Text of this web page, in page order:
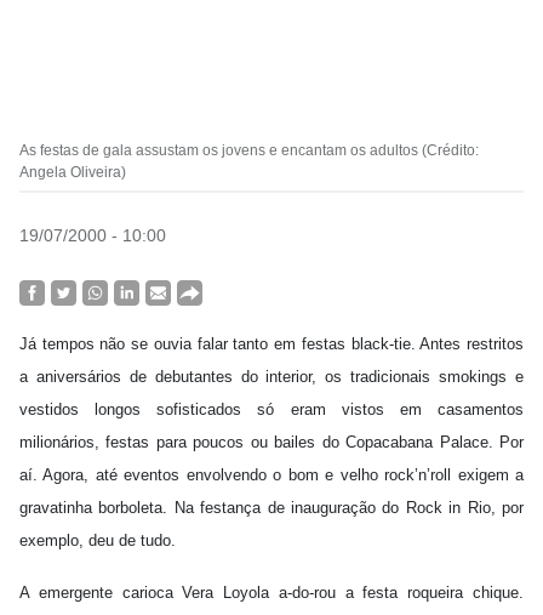
As festas de gala assustam os jovens e encantam os adultos (Crédito:
Angela Oliveira)
19/07/2000 - 10:00
Já tempos não se ouvia falar tanto em festas black-tie. Antes restritos
a aniversários de debutantes do interior, os tradicionais smokings e
vestidos longos sofisticados só eram vistos em casamentos
milionários, festas para poucos ou bailes do Copacabana Palace. Por
aí. Agora, até eventos envolvendo o bom e velho rock’n’roll exigem a
gravatinha borboleta. Na festança de inauguração do Rock in Rio, por
exemplo, deu de tudo.
A emergente carioca Vera Loyola a-do-rou a festa roqueira chique.